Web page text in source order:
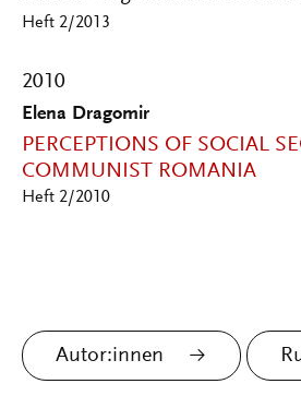
Heft 2/2013
2010
Elena Dragomir
PERCEPTIONS OF SOCIAL
COMMUNIST ROMANIA
Heft 2/2010
Autor:innen